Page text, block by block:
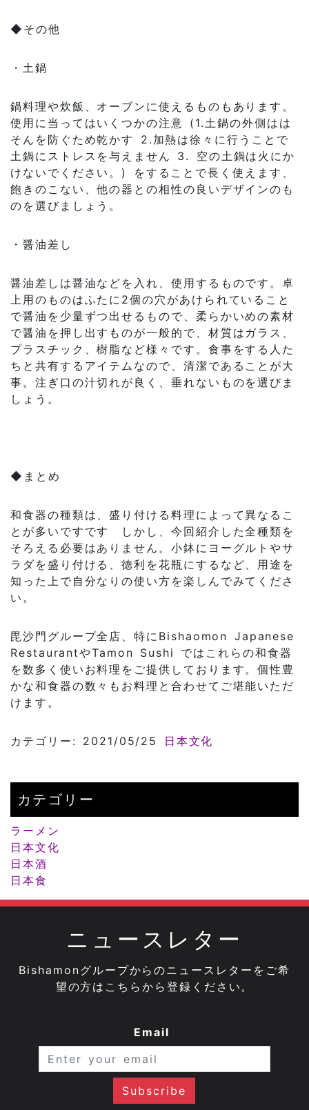
◆その他
・土鍋
鍋料理や炊飯、オーブンに使えるものもあります。
使用に当ってはいくつかの注意 (1.土鍋の外側はは
そんを防ぐため乾かす 2.加熱は徐々に行うことで
土鍋にストレスを与えません 3. 空の土鍋は火にか
けないでください。) をすることで長く使えます、
飽きのこない、他の器との相性の良いデザインのも
のを選びましょう。
・醤油差し
醤油差しは醤油などを入れ、使用するものです。卓
上用のものはふたに2個の穴があけられていること
で醤油を少量ずつ出せるもので、柔らかいめの素材
で醤油を押し出すものが一般的で、材質はガラス、
プラスチック、樹脂など様々です。食事をする人た
ちと共有するアイテムなので、清潔であることが大
事。注ぎ口の汁切れが良く、垂れないものを選びま
しょう。
◆まとめ
和食器の種類は、盛り付ける料理によって異なるこ
とが多いですです しかし、今回紹介した全種類を
そろえる必要はありません。小鉢にヨーグルトやサ
ラダを盛り付ける、徳利を花瓶にするなど、用途を
知った上で自分なりの使い方を楽しんでみてくださ
い。
毘沙門グループ全店、特にBishaomon Japanese
RestaurantやTamon Sushi ではこれらの和食器
を数多く使いお料理をご提供しております。個性豊
かな和食器の数々もお料理と合わせてご堪能いただ
けます。
カテゴリー: 2021/05/25 日本文化
カテゴリー
ラーメン
日本文化
日本酒
日本食
ニュースレター
Bishamonグループからのニュースレターをご希
望の方はこちらから登録ください。
Email